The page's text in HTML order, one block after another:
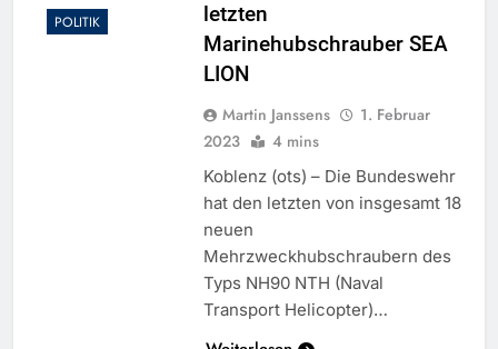
POLITIK
letzten
Marinehubschrauber SEA
LION
Martin Janssens
1. Februar
2023
4 mins
Koblenz (ots) – Die Bundeswehr
hat den letzten von insgesamt 18
neuen
Mehrzweckhubschraubern des
Typs NH90 NTH (Naval
Transport Helicopter)…